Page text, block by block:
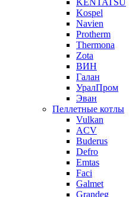
KENTATSU
Kospel
Navien
Protherm
Thermona
Zota
ВИН
Галан
УралПром
Эван
Пеллетные котлы
Vulkan
ACV
Buderus
Defro
Emtas
Faci
Galmet
Grandeg